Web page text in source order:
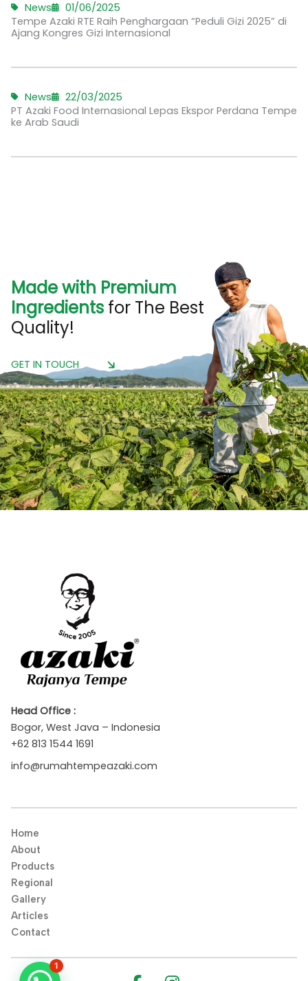
News
01/06/2025
Tempe Azaki RTE Raih Penghargaan “Peduli Gizi 2025” di
Ajang Kongres Gizi Internasional
News
22/03/2025
PT Azaki Food Internasional Lepas Ekspor Perdana Tempe
ke Arab Saudi
Made with Premium
Ingredients for The Best
Quality!
GET IN TOUCH
Head Office :
Bogor, West Java – Indonesia
+62 813 1544 1691
info@rumahtempeazaki.com
Home
About
Products
Regional
Gallery
Articles
Contact
1